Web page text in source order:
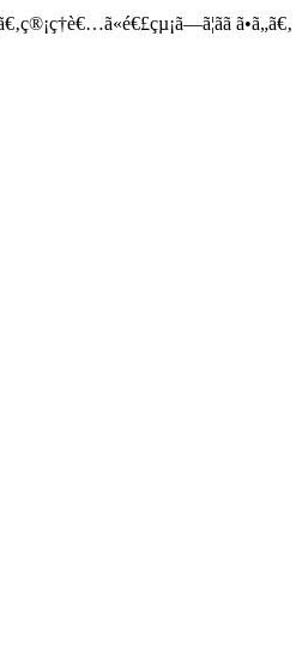
ã•ã„ã€‚